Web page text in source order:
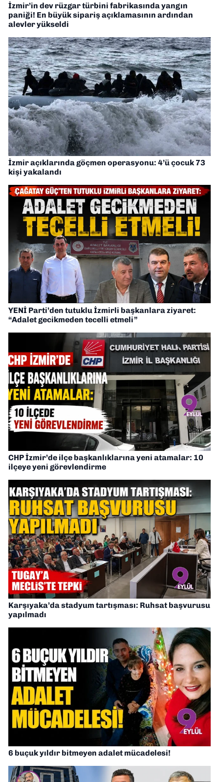
İzmir’in dev rüzgar türbini fabrikasında yangın
paniği! En büyük sipariş açıklamasının ardından
alevler yükseldi
İzmir açıklarında göçmen operasyonu: 4’ü çocuk 73
kişi yakalandı
YENİ Parti’den tutuklu İzmirli başkanlara ziyaret:
“Adalet gecikmeden tecelli etmeli”
CHP İzmir’de ilçe başkanlıklarına yeni atamalar: 10
ilçeye yeni görevlendirme
Karşıyaka’da stadyum tartışması: Ruhsat başvurusu
yapılmadı
6 buçuk yıldır bitmeyen adalet mücadelesi!